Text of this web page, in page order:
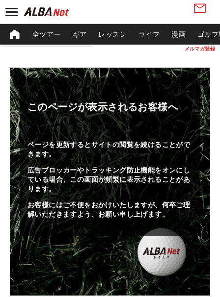
メルマガ登録
全ツアー ギア レッスン ライフ 漫画 ゴル
このページが表示されるお客様へ
ページを更新するとサイトの閲覧を続けることがで
きます。
広告ブロッカーやトラッキング防止機能をオンにし
ている場合、この画面が頻繁に表示されることがあ
ります。
お客様にはご不便をおかけいたしますが、何卒ご理
解いただきますよう、お願い申し上げます。